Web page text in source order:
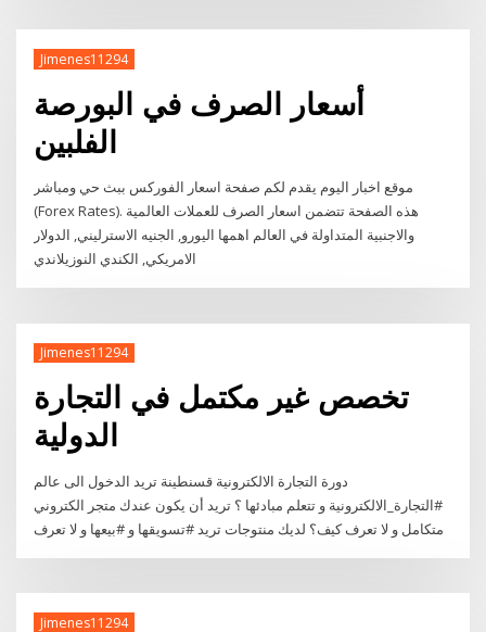
Jimenes11294
أسعار الصرف في البورصة
الفلبين
موقع اخبار اليوم يقدم لكم صفحة اسعار الفوركس ببث حي ومباشر
(Forex Rates). هذه الصفحة تتضمن اسعار الصرف للعملات العالمية
والاجنبية المتداولة في العالم اهمها اليورو, الجنيه الاسترليني, الدولار
الامريكي, الكندي النوزيلاندي
Jimenes11294
تخصص غير مكتمل في التجارة
الدولية
دورة التجارة الالكترونية قسنطينة تريد الدخول الى عالم
#التجارة_الالكترونية و تتعلم مبادئها ؟ تريد أن يكون عندك متجر الكتروني
متكامل و لا تعرف كيف؟ لديك منتوجات تريد #تسويقها و #بيعها و لا تعرف
Jimenes11294